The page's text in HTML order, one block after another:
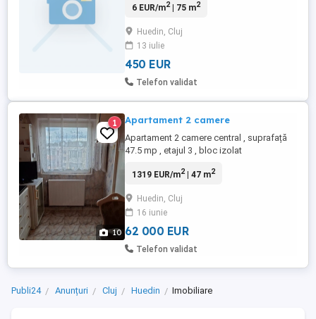
6 EUR/m2| 75 m2
Huedin, Cluj
13 iulie
450 EUR
Telefon validat
10
1 Apartament 2 camere
Apartament 2 camere central , suprafață
47.5 mp , etajul 3 , bloc izolat
1319 EUR/m2| 47 m2
Huedin, Cluj
16 iunie
62 000 EUR
Telefon validat
Publi24 Anunțuri Cluj Huedin Imobiliare